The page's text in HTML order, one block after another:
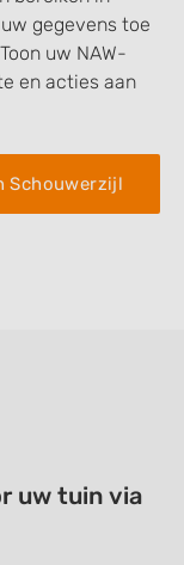
gegevens toe
uw NAW-
en acties aan
Schouwerzijl
uw tuin via